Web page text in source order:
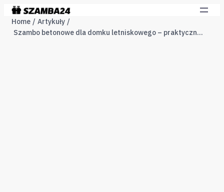
Home
Artykuły
Szambo betonowe dla domku letniskowego – praktyczny przewodnik